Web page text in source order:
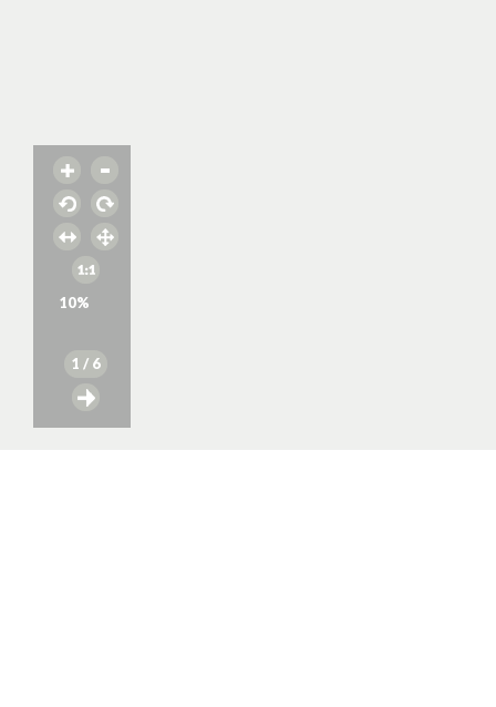
10%
1 / 6